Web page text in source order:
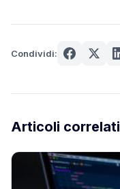
Condividi:
Articoli correlati